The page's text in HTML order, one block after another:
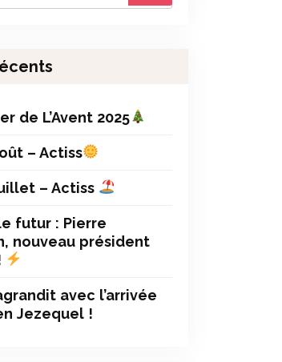
de L’Avent 2025
– Actiss
– Actiss
futur : Pierre
nouveau président
avec l’arrivée
Jezequel !